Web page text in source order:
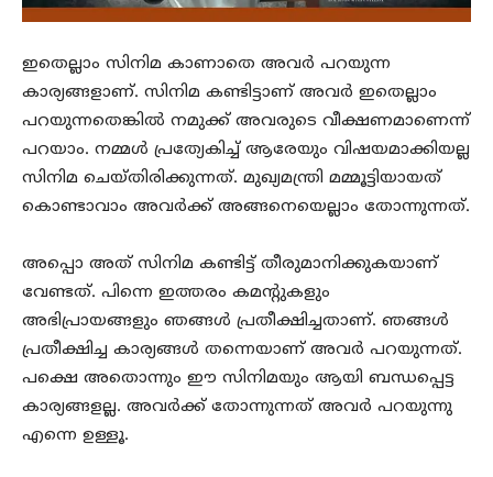
ഇതെല്ലാം സിനിമ കാണാതെ അവർ പറയുന്ന
കാര്യങ്ങളാണ്. സിനിമ കണ്ടിട്ടാണ് അവർ ഇതെല്ലാം
പറയുന്നതെങ്കിൽ നമുക്ക് അവരുടെ വീക്ഷണമാണെന്ന്
പറയാം. നമ്മൾ പ്രത്യേകിച്ച് ആരേയും വിഷയമാക്കിയല്ല
സിനിമ ചെയ്തിരിക്കുന്നത്. മുഖ്യമന്ത്രി മമ്മൂട്ടിയായത്
കൊണ്ടാവാം അവർക്ക് അങ്ങനെയെല്ലാം തോന്നുന്നത്.
അപ്പൊ അത് സിനിമ കണ്ടിട്ട് തീരുമാനിക്കുകയാണ്
വേണ്ടത്. പിന്നെ ഇത്തരം കമന്റുകളും
അഭിപ്രായങ്ങളും ഞങ്ങൾ പ്രതീക്ഷിച്ചതാണ്. ഞങ്ങൾ
പ്രതീക്ഷിച്ച കാര്യങ്ങൾ തന്നെയാണ് അവർ പറയുന്നത്.
പക്ഷെ അതൊന്നും ഈ സിനിമയും ആയി ബന്ധപ്പെട്ട
കാര്യങ്ങളല്ല. അവർക്ക് തോന്നുന്നത് അവർ പറയുന്നു
എന്നെ ഉള്ളൂ.